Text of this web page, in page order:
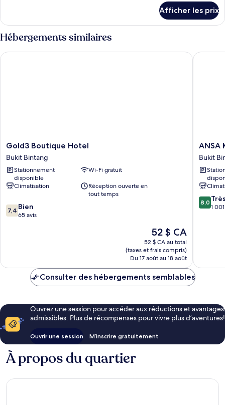
chambre :
Deluxe
Two
Bedroom
Deluxe
Two
Bedroom
Suite
Afficher les prix
Hébergements similaires
Gold3
Boutique
Hotel
Bukit
Bintang
Gold3 Boutique Hotel
Bukit Bintang
Stationnement
disponible
Wi-Fi gratuit
Climatisation
Réception ouverte en
tout temps
7.4
sur
7,4 Bien
65 avis
Le
prix
est
de
52 $ CA
52 $ CA
52 $ CA au total
(taxes et frais compris)
Du 17 août au 18 août
Gold3 Boutique Hotel
ANSA
Kuala
Lumpur
Bukit
Bintang
ANSA
Bukit
8.0
sur
8,0
1
ANSA
Consulter des hébergements semblables
Ouvrez une session pour accéder aux réductions et avantages
admissibles. Plus de récompenses pour vivre plus d’aventures!
Ouvrir une session M’inscrire gratuitement
À propos du quartier